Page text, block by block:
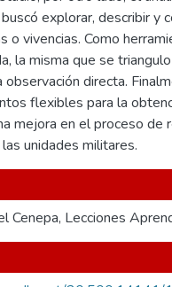
explorar, describir y
o vivencias. Como
la misma que se
observación directa.
flexibles para la
mejora en el proceso
unidades militares.
Cenepa, Lecciones